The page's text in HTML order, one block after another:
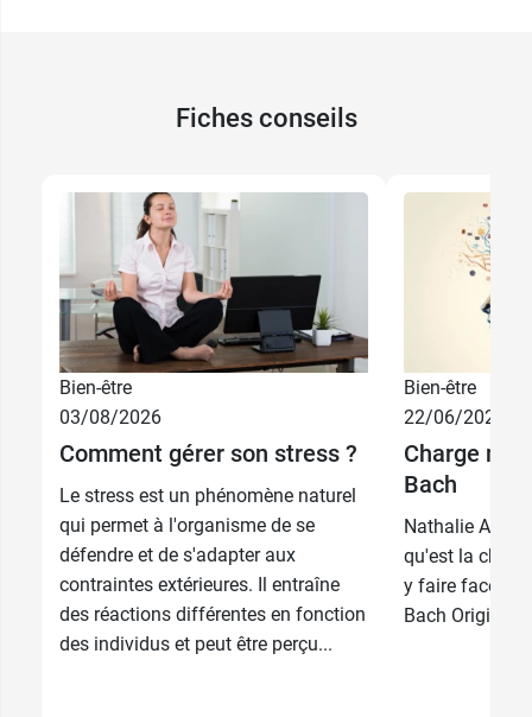
Fiches conseils
Bien-être
03/08/2026
Comment gérer son stress ?
Le stress est un phénomène naturel
qui permet à l'organisme de se
défendre et de s'adapter aux
contraintes extérieures. Il entraîne
des réactions différentes en fonction
des individus et peut être perçu...
Bien-être
22/06/2026
Charge
Bach
Nathalie
qu'est la
y faire face
Bach Original.